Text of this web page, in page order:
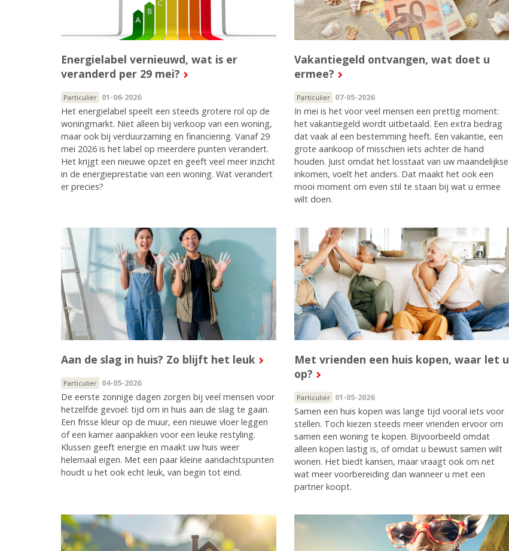
Energielabel vernieuwd, wat is er
veranderd per 29 mei?
Particulier 01-06-2026
Het energielabel speelt een steeds grotere rol op de
woningmarkt. Niet alleen bij verkoop van een woning,
maar ook bij verduurzaming en financiering. Vanaf 29
mei 2026 is het label op meerdere punten verandert.
Het krijgt een nieuwe opzet en geeft veel meer inzicht
in de energieprestatie van een woning. Wat verandert
er precies?
Vakantiegeld ontvangen, wat doet u
ermee?
Particulier 07-05-2026
In mei is het voor veel mensen een prettig moment:
het vakantiegeld wordt uitbetaald. Een extra bedrag
dat vaak al een bestemming heeft. Een vakantie, een
grote aankoop of misschien iets achter de hand
houden. Juist omdat het losstaat van uw maandelijkse
inkomen, voelt het anders. Dat maakt het ook een
mooi moment om even stil te staan bij wat u ermee
wilt doen.
Aan de slag in huis? Zo blijft het leuk
Particulier 04-05-2026
De eerste zonnige dagen zorgen bij veel mensen voor
hetzelfde gevoel: tijd om in huis aan de slag te gaan.
Een frisse kleur op de muur, een nieuwe vloer leggen
of een kamer aanpakken voor een leuke restyling.
Klussen geeft energie en maakt uw huis weer
helemaal eigen. Met een paar kleine aandachtspunten
houdt u het ook echt leuk, van begin tot eind.
Met vrienden een huis kopen, waar let u
op?
Particulier 01-05-2026
Samen een huis kopen was lange tijd vooral iets voor
stellen. Toch kiezen steeds meer vrienden ervoor om
samen een woning te kopen. Bijvoorbeeld omdat
alleen kopen lastig is, of omdat u bewust samen wilt
wonen. Het biedt kansen, maar vraagt ook om net
wat meer voorbereiding dan wanneer u met een
partner koopt.